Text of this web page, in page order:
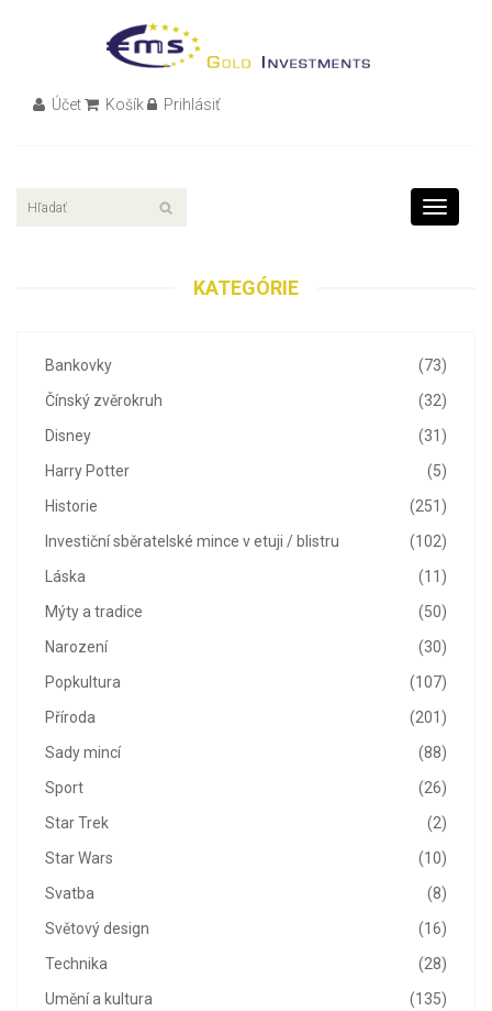
Účet Košík Prihlásiť
Toggle
KATEGÓRIE
(73)
Bankovky
(32)
Čínský zvěrokruh
(31)
Disney
(5)
Harry Potter
(251)
Historie
(102)
Investiční sběratelské mince v etuji / blistru
(11)
Láska
(50)
Mýty a tradice
(30)
Narození
(107)
Popkultura
(201)
Příroda
(88)
Sady mincí
(26)
Sport
(2)
Star Trek
(10)
Star Wars
(8)
Svatba
(16)
Světový design
(28)
Technika
(135)
Umění a kultura